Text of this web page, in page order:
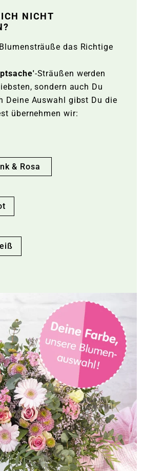
NICHT
das Richtige
-Sträußen werden
sondern auch Du
Deine Auswahl gibst Du die
übernehmen wir:
& Rosa